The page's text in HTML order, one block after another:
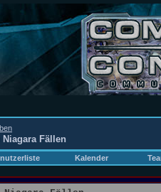
Niagara Fällen
Kalender